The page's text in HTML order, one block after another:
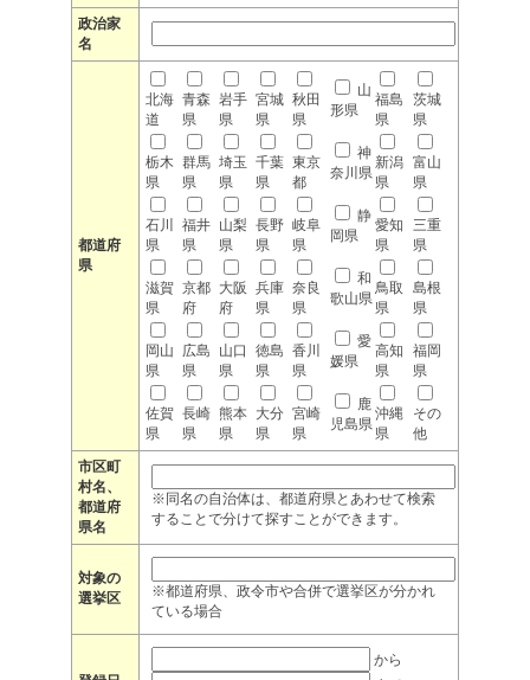
政治家
名
都道府
県
北海
道
青森
県
岩手
県
宮城
県
秋田
県
山
形県
福島
県
茨城
県
栃木
県
群馬
県
埼玉
県
千葉
県
東京
都
神
奈川県
新潟
県
富山
県
石川
県
福井
県
山梨
県
長野
県
岐阜
県
静
岡県
愛知
県
三重
県
滋賀
県
京都
府
大阪
府
兵庫
県
奈良
県
和
歌山県
鳥取
県
島根
県
岡山
県
広島
県
山口
県
徳島
県
香川
県
愛
媛県
高知
県
福岡
県
佐賀
県
長崎
県
熊本
県
大分
県
宮崎
県
鹿
児島県
沖縄
県
その
他
市区町
村名、
都道府
県名
※同名の自治体は、都道府県とあわせて検索
することで分けて探すことができます。
対象の
選挙区
※都道府県、政令市や合併で選挙区が分かれ
ている場合
から